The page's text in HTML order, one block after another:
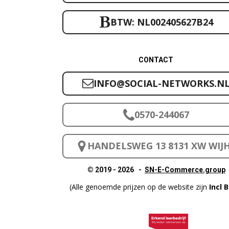
BTW: NL002405627B24
CONTACT
INFO@SOCIAL-NETWORKS.NL
0570-244067
HANDELSWEG 13 8131 XW
© 2019 - 2026 - SN-E-Commerce.group
(Alle genoemde prijzen op de website zijn Incl